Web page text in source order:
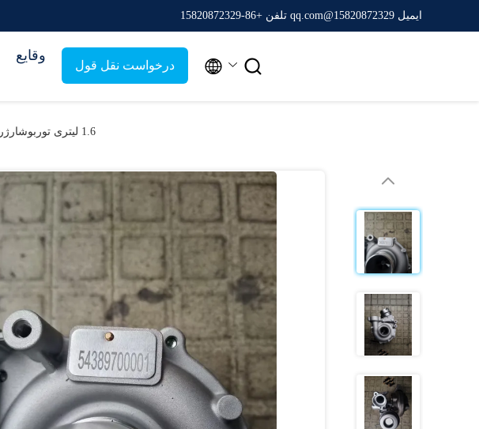
ایمیل 15820872329@qq.com تلفن +86-15820872329
وقایع
درخواست نقل قول  
1.6 لیتری توربوشارژر دیزل جایگزین مستقیم برای نیسان رنو مگان III با پوسته آلومینیومی